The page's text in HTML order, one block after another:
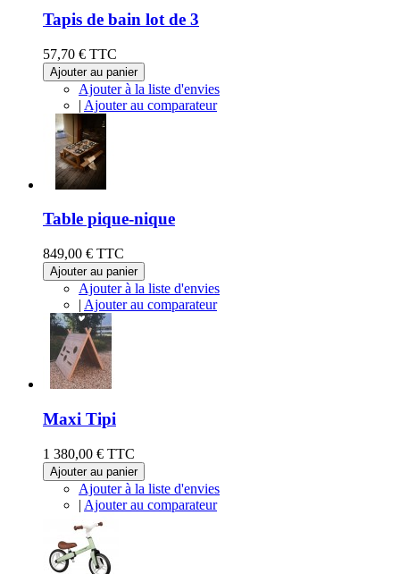
Tapis de bain lot de 3
57,70 € TTC
Ajouter au panier
Ajouter à la liste d'envies
| Ajouter au comparateur
Table pique-nique
849,00 € TTC
Ajouter au panier
Ajouter à la liste d'envies
| Ajouter au comparateur
Maxi Tipi
1 380,00 € TTC
Ajouter au panier
Ajouter à la liste d'envies
| Ajouter au comparateur